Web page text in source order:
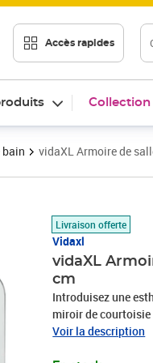
Accès rapides
bain vidaXL Armoire de
Livraison offerte
Vidaxl
vidaXL
cm
Introduisez une
miroir de courtoisie
contemporain et
Voir la description
Prix 116,89€